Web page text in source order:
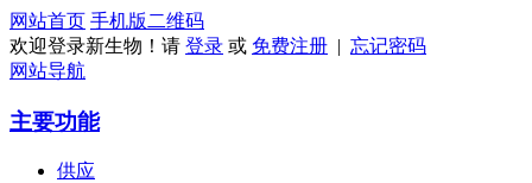
网站首页 手机版 二维码
欢迎登录新生物！请 登录 或 免费注册 | 忘记密码
网站导航
主要功能
供应